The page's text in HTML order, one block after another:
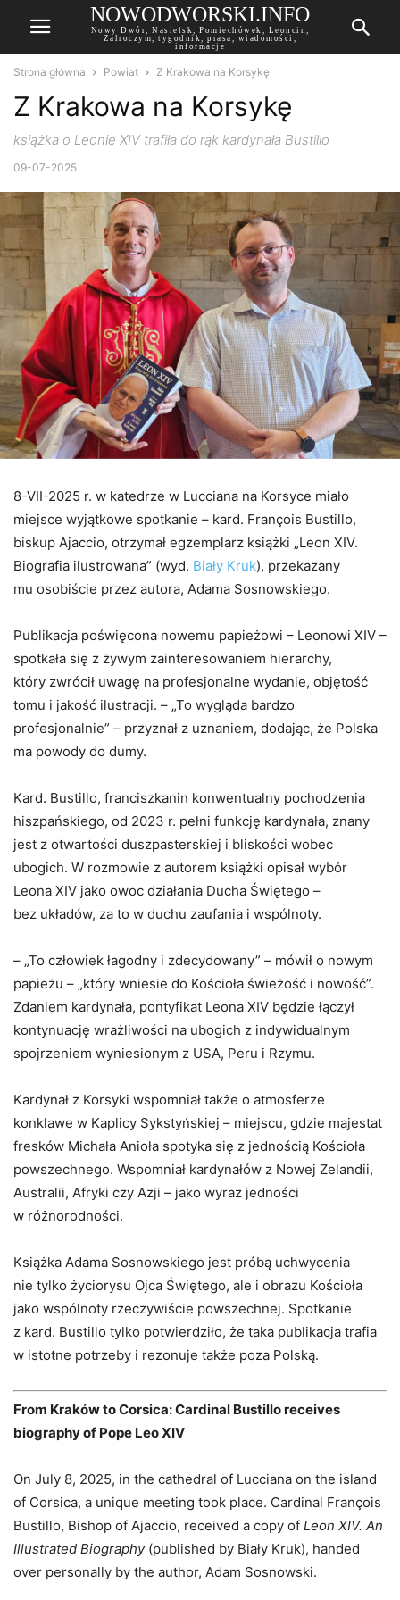
NOWODWORSKI.INFO
Nowy Dwór, Nasielsk, Pomiechówek, Leoncin,
Zalroczym, tygodnik, prasa, wiadomości,
informacje
Strona główna Powiat Z Krakowa na Korsykę
Z Krakowa na Korsykę
książka o Leonie XIV trafiła do rąk kardynała Bustillo
09-07-2025
8-VII-2025 r. w katedrze w Lucciana na Korsyce miało
miejsce wyjątkowe spotkanie – kard. François Bustillo,
biskup Ajaccio, otrzymał egzemplarz książki „Leon XIV.
Biografia ilustrowana” (wyd. Biały Kruk), przekazany
mu osobiście przez autora, Adama Sosnowskiego.
Publikacja poświęcona nowemu papieżowi – Leonowi XIV –
spotkała się z żywym zainteresowaniem hierarchy,
który zwrócił uwagę na profesjonalne wydanie, objętość
tomu i jakość ilustracji. – „To wygląda bardzo
profesjonalnie” – przyznał z uznaniem, dodając, że Polska
ma powody do dumy.
Kard. Bustillo, franciszkanin konwentualny pochodzenia
hiszpańskiego, od 2023 r. pełni funkcję kardynała, znany
jest z otwartości duszpasterskiej i bliskości wobec
ubogich. W rozmowie z autorem książki opisał wybór
Leona XIV jako owoc działania Ducha Świętego –
bez układów, za to w duchu zaufania i wspólnoty.
– „To człowiek łagodny i zdecydowany” – mówił o nowym
papieżu – „który wniesie do Kościoła świeżość i nowość”.
Zdaniem kardynała, pontyfikat Leona XIV będzie łączył
kontynuację wrażliwości na ubogich z indywidualnym
spojrzeniem wyniesionym z USA, Peru i Rzymu.
Kardynał z Korsyki wspomniał także o atmosferze
konklawe w Kaplicy Sykstyńskiej – miejscu, gdzie majestat
fresków Michała Anioła spotyka się z jednością Kościoła
powszechnego. Wspomniał kardynałów z Nowej Zelandii,
Australii, Afryki czy Azji – jako wyraz jedności
w różnorodności.
Książka Adama Sosnowskiego jest próbą uchwycenia
nie tylko życiorysu Ojca Świętego, ale i obrazu Kościoła
jako wspólnoty rzeczywiście powszechnej. Spotkanie
z kard. Bustillo tylko potwierdziło, że taka publikacja trafia
w istotne potrzeby i rezonuje także poza Polską.
From Kraków to Corsica: Cardinal Bustillo receives
biography of Pope Leo XIV
On July 8, 2025, in the cathedral of Lucciana on the island
of Corsica, a unique meeting took place. Cardinal François
Bustillo, Bishop of Ajaccio, received a copy of Leon XIV. An
Illustrated Biography(published by Biały Kruk), handed
over personally by the author, Adam Sosnowski.